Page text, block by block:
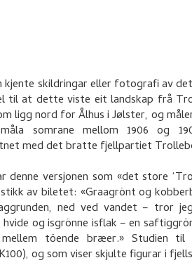
kjente skildringar eller fotografi av
til at dette viste eit landskap frå
ligg nord for Ålhus i Jølster, og
somrane mellom 1906 og
med det bratte fjellpartiet
denne versjonen som «det store
av biletet: «Graagrönt og
ned ved vandet – tror
og isgrönne isflak – en
töende bræer.» Studien til
og som viser skjulte figurar i